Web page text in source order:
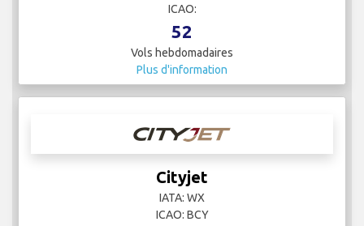
ICAO:
52
Vols hebdomadaires
Plus d'information
Cityjet
IATA: WX
ICAO: BCY